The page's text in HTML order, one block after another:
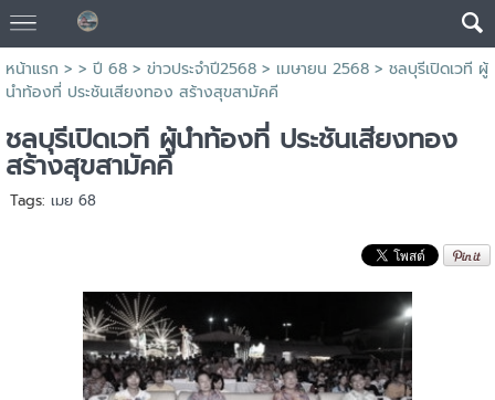
หน้าแรก > > ปี 68> ข่าวประจำปี2568> เมษายน 2568> ชลบุรีเปิดเวที ผู้
นำท้องที่ ประชันเสียงทอง สร้างสุขสามัคคี
ชลบุรีเปิดเวที ผู้นำท้องที่ ประชันเสียงทอง
สร้างสุขสามัคคี
Tags: เมย 68